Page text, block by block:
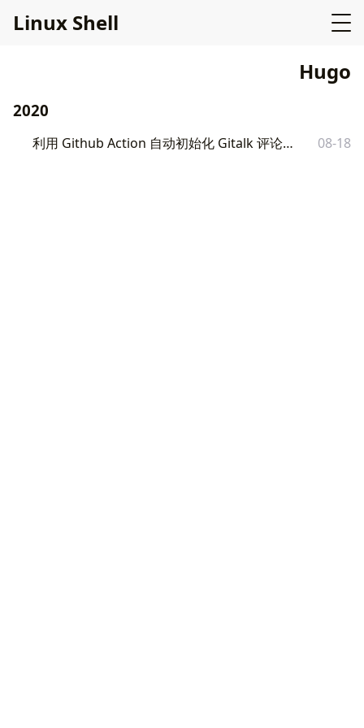
Linux Shell
Hugo
2020
利用 Github Action 自动初始化 Gitalk 评论之Python篇 08-18